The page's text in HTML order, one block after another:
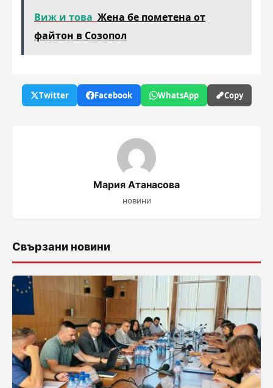
Виж и това Жена бе пометена от
файтон в Созопол
Twitter Facebook WhatsApp Copy
Мария Атанасова
новини
Свързани новини